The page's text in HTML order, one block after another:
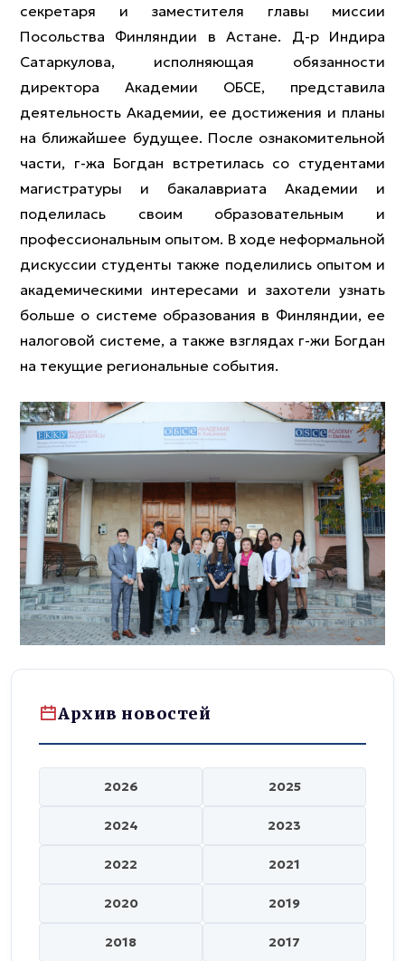
секретаря и заместителя главы миссии
Посольства Финляндии в Астане. Д-р Индира
Сатаркулова, исполняющая обязанности
директора Академии ОБСЕ, представила
деятельность Академии, ее достижения и планы
на ближайшее будущее. После ознакомительной
части, г-жа Богдан встретилась со студентами
магистратуры и бакалавриата Академии и
поделилась своим образовательным и
профессиональным опытом. В ходе неформальной
дискуссии студенты также поделились опытом и
академическими интересами и захотели узнать
больше о системе образования в Финляндии, ее
налоговой системе, а также взглядах г-жи Богдан
на текущие региональные события.
Архив новостей
2026 2025
2024 2023
2022 2021
2020 2019
2018 2017